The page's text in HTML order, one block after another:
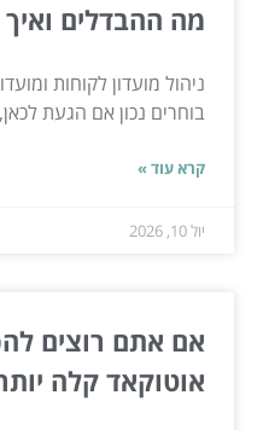
מה ההבדלים ואיך
ניהול מועדון לקוחות
בוחרים נכון אם הגעת
קרא עוד »
יול 10, 2026
אם אתם רוצים
אוטוקאד קלה